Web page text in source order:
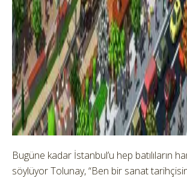
Bugüne kadar İstanbul’u hep batılıların
söylüyor Tolunay, “Ben bir sanat